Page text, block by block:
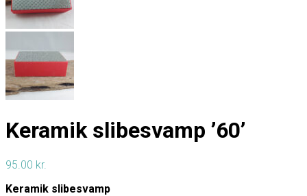
Keramik slibesvamp ’60’
95.00 kr.
Keramik slibesvamp